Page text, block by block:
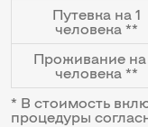
Путевка на 1
человека **
Проживание на
человека **
* В стоимость
процедуры